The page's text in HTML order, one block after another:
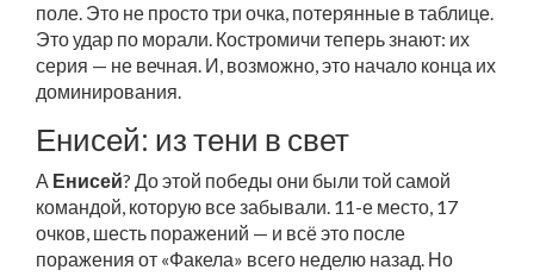
поле. Это не просто три очка, потерянные в таблице.
Это удар по морали. Костромичи теперь знают: их
серия — не вечная. И, возможно, это начало конца их
доминирования.
Енисей: из тени в свет
А Енисей? До этой победы они были той самой
командой, которую все забывали. 11-е место, 17
очков, шесть поражений — и всё это после
поражения от «Факела» всего неделю назад. Но